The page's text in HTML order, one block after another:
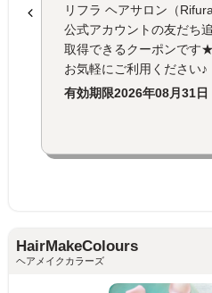
リフラ ヘアサロン（
公式アカウントの友だち
取得できるクーポンです★
お気軽にご利用ください♪
有効期限2026年08月31日
HairMakeColours
ヘアメイクカラーズ